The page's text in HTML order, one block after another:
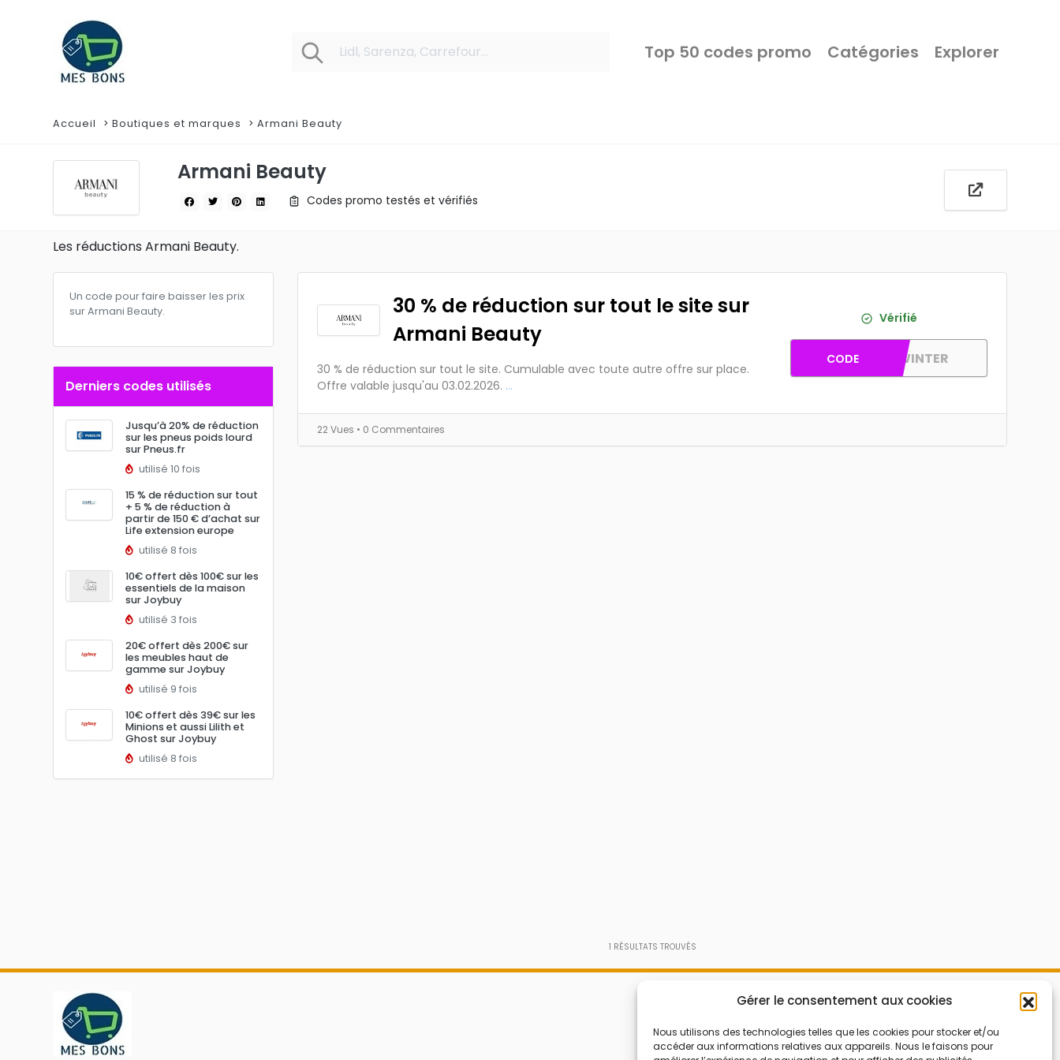
Gérer le consentement aux cookies
Nous utilisons des technologies telles que les cookies pour stocker et/ou
accéder aux informations relatives aux appareils. Nous le faisons pour
Top 50 codes promo Catégories Explorer
Accueil Boutiques et marques Armani Beauty
Armani Beauty
Codes promo testés et vérifiés
Les réductions Armani Beauty.
Un code pour faire baisser les prix
sur Armani Beauty.
Derniers codes utilisés
Jusqu’à 20% de réduction
sur les pneus poids lourd
sur Pneus.fr
utilisé 10 fois
15 % de réduction sur tout
+ 5 % de réduction à
partir de 150 € d’achat sur
Life extension europe
utilisé 8 fois
10€ offert dès 100€ sur les
essentiels de la maison
sur Joybuy
utilisé 3 fois
20€ offert dès 200€ sur
les meubles haut de
gamme sur Joybuy
utilisé 9 fois
10€ offert dès 39€ sur les
Minions et aussi Lilith et
Ghost sur Joybuy
utilisé 8 fois
30 % de réduction sur tout le site sur
Armani Beauty
30 % de réduction sur tout le site. Cumulable avec toute autre offre sur place.
Offre valable jusqu'au 03.02.2026. ...
Vérifié
GACWINTER
CODE
22 Vues • 0 Commentaires
1 RÉSULTATS TROUVÉS
Mes Bons
FAQ
Bonnes affaires
Code réduction